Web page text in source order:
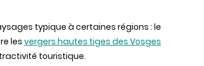
typique à certaines régions : le
les vergers hautes tiges des Vosges
touristique.